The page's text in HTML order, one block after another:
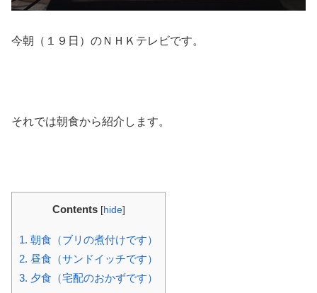
今朝（１９日）のＮＨＫテレビです。
それでは朝食から紹介します。
Contents [hide]
1. 朝食（ブリの煮付けです）
2. 昼食（サンドイッチです）
3. 夕食（宅配のおかずです）